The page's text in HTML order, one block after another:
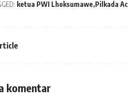
ketua PWI Lhoksumawe Pilkada
komentar